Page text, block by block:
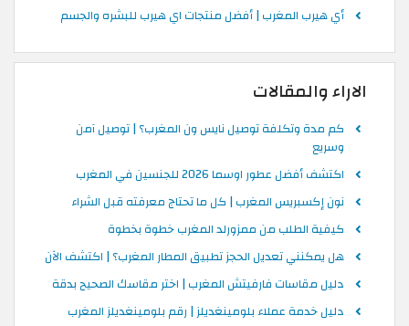
أي هيرب المغرب | أفضل منتجات اي هيرب للبشره والجسم
الاراء والمقالات
كم مدة وتكلفة توصيل نايس ون المغرب؟ | توصيل آمن
وسريع
اكتشف أفضل عطور اوسما 2026 للجنسين في المغرب
نون إكسبريس المغرب | كل ما تحتاج معرفته قبل الشراء
كيفية الطلب من ممزورلد المغرب خطوة بخطوة
هل يمكنني تعديل الحجز تطبيق المطار المغرب؟ | اكتشف الآن
دليل مقاسات فارفيتش المغرب | اختر مقاسك الصحيح بدقة
دليل خدمة عملاء بلومينغديلز | رقم بلومينغديلز المغرب